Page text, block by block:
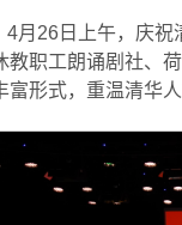
4月26日上午，庆
教职工朗诵剧社、
形式，重温清华